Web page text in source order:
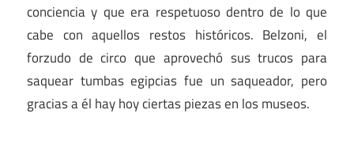
conciencia y que era respetuoso dentro de lo que
cabe con aquellos restos históricos. Belzoni, el
forzudo de circo que aprovechó sus trucos para
saquear tumbas egipcias fue un saqueador, pero
gracias a él hay hoy ciertas piezas en los museos.